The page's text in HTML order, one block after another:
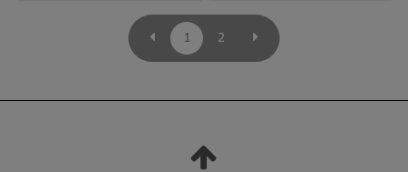
1 2